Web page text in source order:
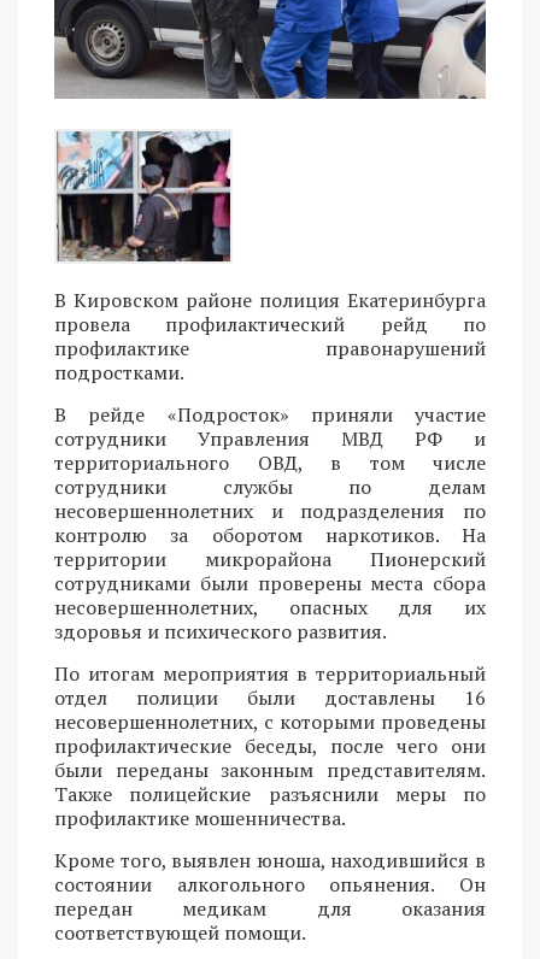
В Кировском районе полиция Екатеринбурга
провела профилактический рейд по
профилактике правонарушений
подростками.
В рейде «Подросток» приняли участие
сотрудники Управления МВД РФ и
территориального ОВД, в том числе
сотрудники службы по делам
несовершеннолетних и подразделения по
контролю за оборотом наркотиков. На
территории микрорайона Пионерский
сотрудниками были проверены места сбора
несовершеннолетних, опасных для их
здоровья и психического развития.
По итогам мероприятия в территориальный
отдел полиции были доставлены 16
несовершеннолетних, с которыми проведены
профилактические беседы, после чего они
были переданы законным представителям.
Также полицейские разъяснили меры по
профилактике мошенничества.
Кроме того, выявлен юноша, находившийся в
состоянии алкогольного опьянения. Он
передан медикам для оказания
соответствующей помощи.